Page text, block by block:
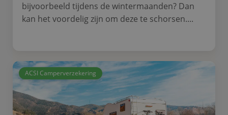
bijvoorbeeld tijdens de wintermaanden? Dan
kan het voordelig zijn om deze te schorsen....
ACSI Camperverzekering